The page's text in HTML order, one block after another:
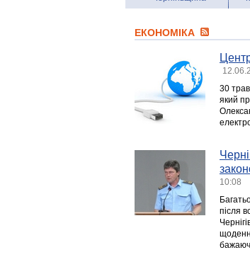
ЕКОНОМІКА
30
який
10:08
після